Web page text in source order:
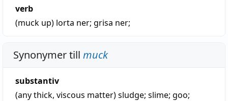
verb
(muck up) lorta ner; grisa ner;
Synonymer till muck
substantiv
(any thick, viscous matter)sludge; slime; goo;